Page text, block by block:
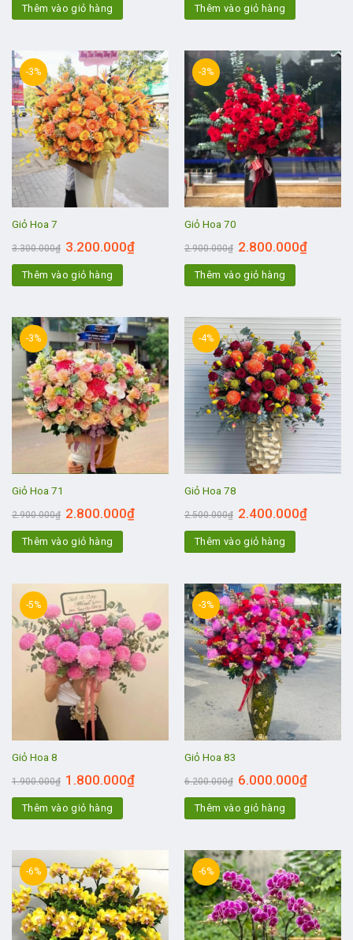
Thêm vào giỏ hàng Thêm vào giỏ hàng
-3%
Giỏ Hoa 7
3.300.000₫ 3.200.000₫
Thêm vào giỏ hàng
-3%
Giỏ Hoa 70
2.900.000₫ 2.800.000₫
Thêm vào giỏ hàng
-3%
Giỏ Hoa 71
2.900.000₫ 2.800.000₫
Thêm vào giỏ hàng
-4%
Giỏ Hoa 78
2.500.000₫ 2.400.000₫
Thêm vào giỏ hàng
-5%
Giỏ Hoa 8
1.900.000₫ 1.800.000₫
Thêm vào giỏ hàng
-3%
Giỏ Hoa 83
6.200.000₫ 6.000.000₫
Thêm vào giỏ hàng
-6% -6%